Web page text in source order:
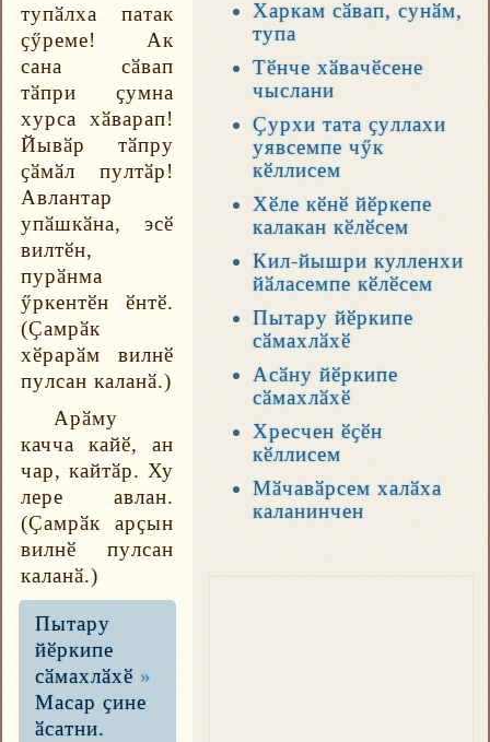
тупӑлха патак
ҫӳреме! Ак
сана сӑвап
тӑпри ҫумна
хурса хӑварап!
Йывӑр тӑпру
ҫӑмӑл пултӑр!
Авлантар
упӑшкӑна, эсӗ
вилтӗн,
пурӑнма
ӳркентӗн ӗнтӗ.
(Ҫамрӑк
хӗрарӑм вилнӗ
пулсан каланӑ.)
Арӑму
качча кайӗ, ан
чар, кайтӑр. Ху
лере авлан.
(Ҫамрӑк арҫын
вилнӗ пулсан
каланӑ.)
Пытару
йӗркипе
сӑмахлӑхӗ »
Масар ҫине
ӑсатни.
Харкам сӑвап, сунӑм,
тупа
Тӗнче хӑвачӗсене
чыслани
Ҫурхи тата ҫуллахи
уявсемпе чӳк
кӗллисем
Хӗле кӗнӗ йӗркепе
калакан кӗлӗсем
Кил-йышри кулленхи
йӑласемпе кӗлӗсем
Пытару йӗркипе
сӑмахлӑхӗ
Асӑну йӗркипе
сӑмахлӑхӗ
Хресчен ӗҫӗн
кӗллисем
Мӑчавӑрсем халӑха
каланинчен